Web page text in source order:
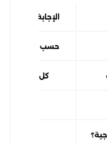
الإجابة المختصرة
حسب النوع
كل 3–6 أشهر